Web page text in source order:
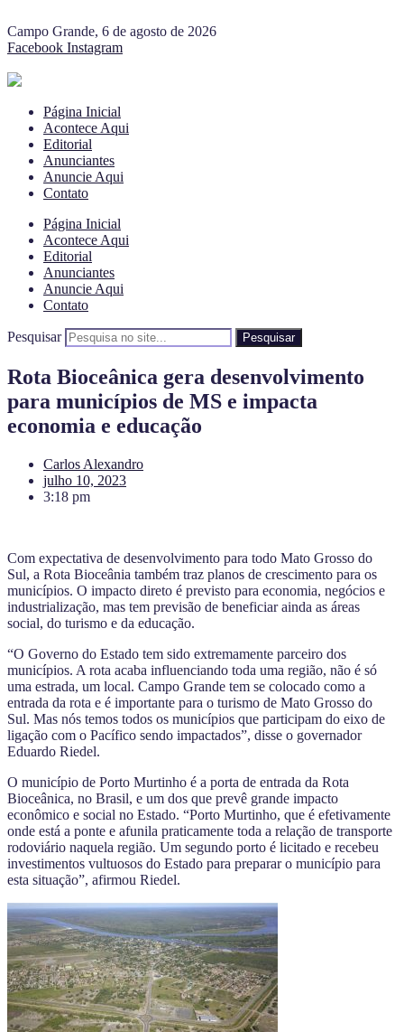
Campo Grande, 6 de agosto de 2026
Facebook Instagram
Página Inicial
Acontece Aqui
Editorial
Anunciantes
Anuncie Aqui
Contato
Página Inicial
Acontece Aqui
Editorial
Anunciantes
Anuncie Aqui
Contato
Pesquisar Pesquisar
Rota Bioceânica gera desenvolvimento
para municípios de MS e impacta
economia e educação
Carlos Alexandro
julho 10, 2023
3:18 pm
Com expectativa de desenvolvimento para todo Mato Grosso do
Sul, a Rota Bioceânia também traz planos de crescimento para os
municípios. O impacto direto é previsto para economia, negócios e
industrialização, mas tem previsão de beneficiar ainda as áreas
social, do turismo e da educação.
“O Governo do Estado tem sido extremamente parceiro dos
municípios. A rota acaba influenciando toda uma região, não é só
uma estrada, um local. Campo Grande tem se colocado como a
entrada da rota e é importante para o turismo de Mato Grosso do
Sul. Mas nós temos todos os municípios que participam do eixo de
ligação com o Pacífico sendo impactados”, disse o governador
Eduardo Riedel.
O município de Porto Murtinho é a porta de entrada da Rota
Bioceânica, no Brasil, e um dos que prevê grande impacto
econômico e social no Estado. “Porto Murtinho, que é efetivamente
onde está a ponte e afunila praticamente toda a relação de transporte
rodoviário naquela região. Um segundo porto é licitado e recebeu
investimentos vultuosos do Estado para preparar o município para
esta situação”, afirmou Riedel.